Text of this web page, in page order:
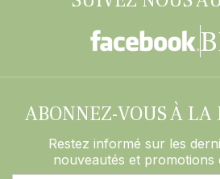
ABONNEZ-VOUS À LA
Restez informé sur les
nouveautés et promotions